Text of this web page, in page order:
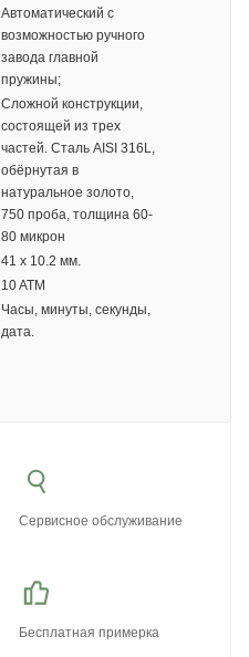
Автоматический с
возможностью ручного
завода главной
пружины;
Сложной конструкции,
состоящей из трех
частей. Сталь AISI 316L,
обёрнутая в
натуральное золото,
750 проба, толщина 60-
80 микрон
41 х 10.2 мм.
10 ATM
Часы, минуты, секунды,
дата.
Сервисное обслуживание
Бесплатная примерка